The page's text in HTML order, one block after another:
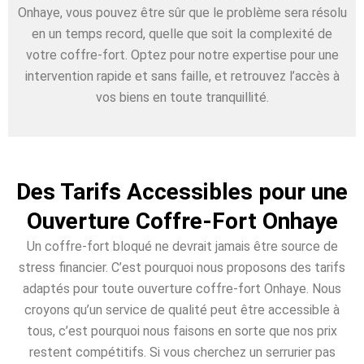
Onhaye, vous pouvez être sûr que le problème sera résolu
en un temps record, quelle que soit la complexité de
votre coffre-fort. Optez pour notre expertise pour une
intervention rapide et sans faille, et retrouvez l’accès à
vos biens en toute tranquillité.
Des Tarifs Accessibles pour une
Ouverture Coffre-Fort Onhaye
Un coffre-fort bloqué ne devrait jamais être source de
stress financier. C’est pourquoi nous proposons des tarifs
adaptés pour toute ouverture coffre-fort Onhaye. Nous
croyons qu’un service de qualité peut être accessible à
tous, c’est pourquoi nous faisons en sorte que nos prix
restent compétitifs. Si vous cherchez un serrurier pas